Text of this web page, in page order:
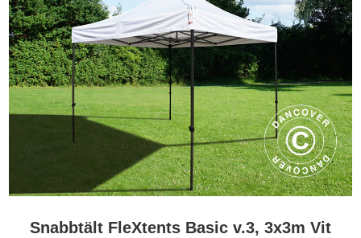
Snabbtält FleXtents Basic v.3, 3x3m Vit